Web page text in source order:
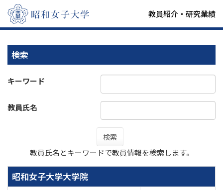
教員紹介・研究業績
検索
キーワード
教員氏名
検索
教員氏名とキーワードで教員情報を検索します。
昭和女子大学大学院